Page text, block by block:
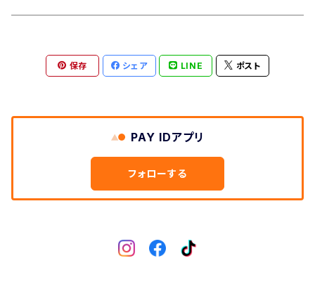
DEFEET/デフィート
DIXNA/ディズナ
DKG/ディーケージー
アクセサリー
保存 シェア LINE ポスト
PAY IDアプリ
フォローする